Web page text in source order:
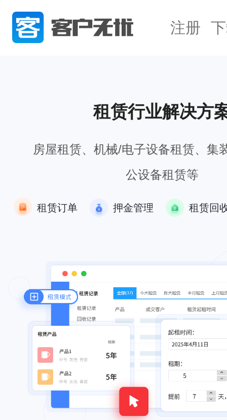
注册
租赁行业解决方
房屋租赁、机械/电子设备租赁、集
公设备租赁等
租赁订单 押金管理 租赁回